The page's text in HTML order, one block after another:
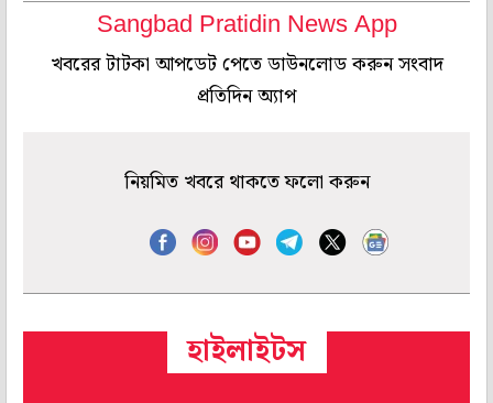
Sangbad Pratidin News App
খবরের টাটকা আপডেট পেতে ডাউনলোড করুন সংবাদ
প্রতিদিন অ্যাপ
নিয়মিত খবরে থাকতে ফলো করুন
হাইলাইটস